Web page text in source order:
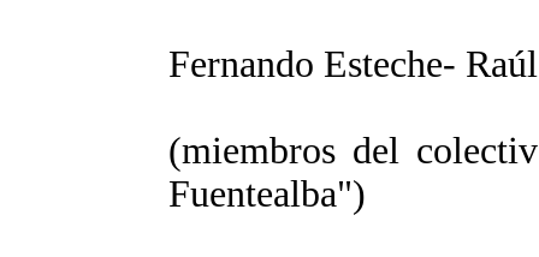
Fernando Esteche-
(miembros del
Fuentealba")